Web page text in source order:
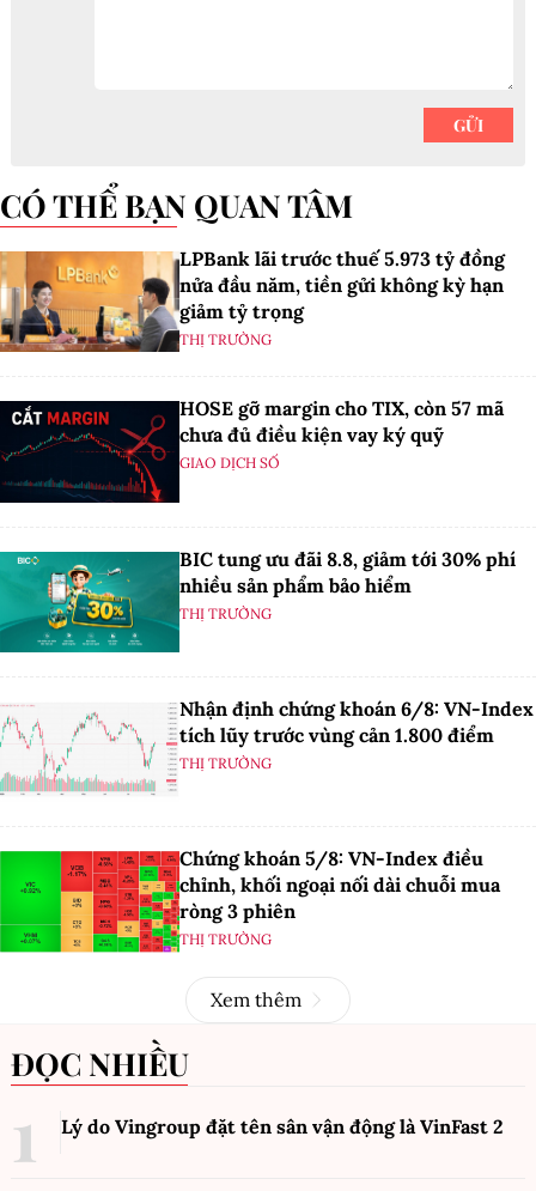
CÓ THỂ BẠN QUAN TÂM
LPBank lãi trước thuế 5.973 tỷ đồng
nửa đầu năm, tiền gửi không kỳ hạn
giảm tỷ trọng
THỊ TRƯỜNG
HOSE gỡ margin cho TIX, còn 57 mã
chưa đủ điều kiện vay ký quỹ
GIAO DỊCH SỐ
BIC tung ưu đãi 8.8, giảm tới 30% phí
nhiều sản phẩm bảo hiểm
THỊ TRƯỜNG
Nhận định chứng khoán 6/8: VN-Index
tích lũy trước vùng cản 1.800 điểm
THỊ TRƯỜNG
Chứng khoán 5/8: VN-Index điều
chỉnh, khối ngoại nối dài chuỗi mua
ròng 3 phiên
THỊ TRƯỜNG
Xem thêm
ĐỌC NHIỀU
Lý do Vingroup đặt tên sân vận động là VinFast 2